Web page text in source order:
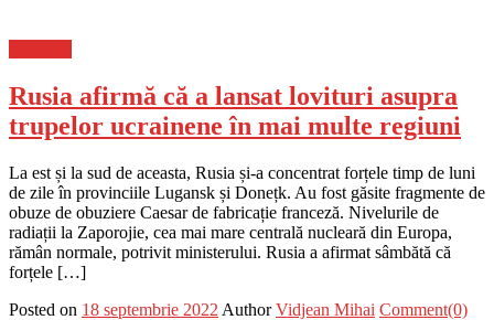
Rusia afirmă că a lansat lovituri asupra
trupelor ucrainene în mai multe regiuni
La est și la sud de aceasta, Rusia și-a concentrat forțele timp de luni
de zile în provinciile Lugansk și Donețk. Au fost găsite fragmente de
obuze de obuziere Caesar de fabricație franceză. Nivelurile de
radiații la Zaporojie, cea mai mare centrală nucleară din Europa,
rămân normale, potrivit ministerului. Rusia a afirmat sâmbătă că
forțele […]
Posted on 18 septembrie 2022 Author Vidjean Mihai Comment(0)